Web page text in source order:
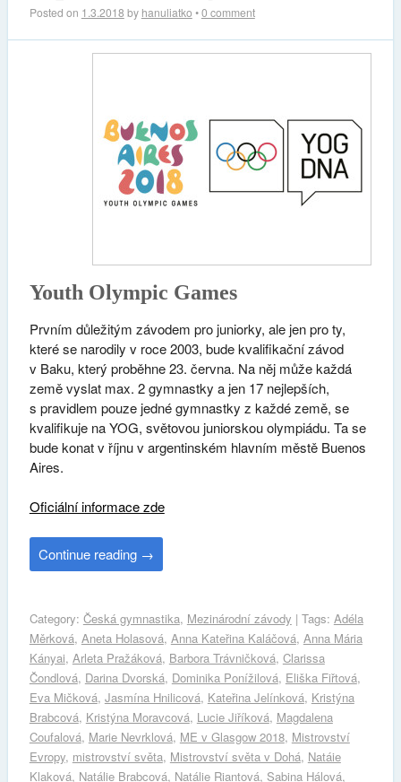
Posted on 1.3.2018 by hanuliatko •0 comment
Youth Olympic Games
Prvním důležitým závodem pro juniorky, ale jen pro ty,
které se narodily v roce 2003, bude kvalifikační závod
v Baku, který proběhne 23. června. Na něj může každá
země vyslat max. 2 gymnastky a jen 17 nejlepších,
s pravidlem pouze jedné gymnastky z každé země, se
kvalifikuje na YOG, světovou juniorskou olympiádu. Ta se
bude konat v říjnu v argentinském hlavním městě Buenos
Aires.
Oficiální informace zde
Continue reading →
Category: Česká gymnastika, Mezinárodní závody | Tags: Adéla
Měrková, Aneta Holasová, Anna Kateřina Kaláčová, Anna Mária
Kányai, Arleta Pražáková, Barbora Trávničková, Clarissa
Čondlová, Darina Dvorská, Dominika Ponížilová, Eliška Fiřtová,
Eva Mičková, Jasmína Hnilicová, Kateřina Jelínková, Kristýna
Brabcová, Kristýna Moravcová, Lucie Jiříková, Magdalena
Coufalová, Marie Nevrklová, ME v Glasgow 2018, Mistrovství
Evropy, mistrovství světa, Mistrovství světa v Dohá, Natáie
Klaková, Natálie Brabcová, Natálie Riantová, Sabina Hálová,